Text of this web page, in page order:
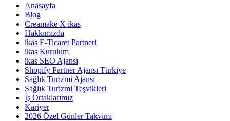
Anasayfa
Blog
Creamake X ikas
Hakkımızda
ikas E-Ticaret Partneri
ikas Kurulum
ikas SEO Ajansı
Shopify Partner Ajansı Türkiye
Sağlık Turizmi Ajansı
Sağlık Turizmi Teşvikleri
İş Ortaklarımız
Kariyer
2026 Özel Günler Takvimi